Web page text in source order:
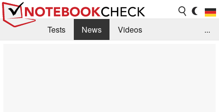
Tests News
Videos
...